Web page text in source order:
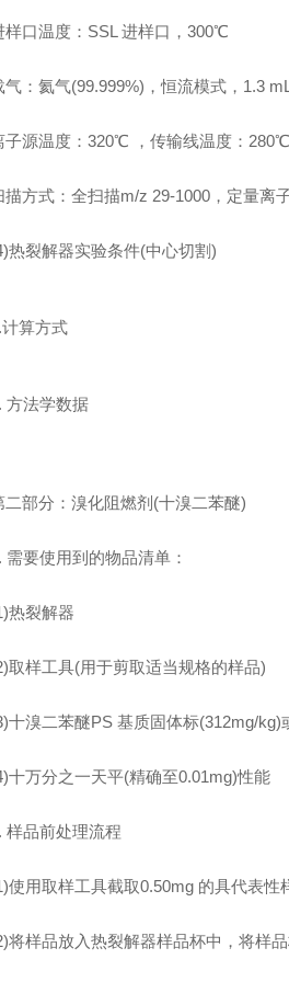
温度：SSL 进样口，300℃
氦气(99.999%)，恒流模式，1.3
温度：320℃ ，传输线温度：280℃
式：全扫描m/z 29-1000，定量离
裂解器实验条件(中心切割)
算方式
法学数据
分：溴化阻燃剂(十溴二苯醚)
使用到的物品清单：
裂解器
样工具(用于剪取适当规格的样品)
二苯醚PS 基质固体标(312mg/kg)
万分之一天平(精确至0.01mg)性能
品前处理流程
取样工具截取0.50mg 的具代表性
品放入热裂解器样品杯中，将样品